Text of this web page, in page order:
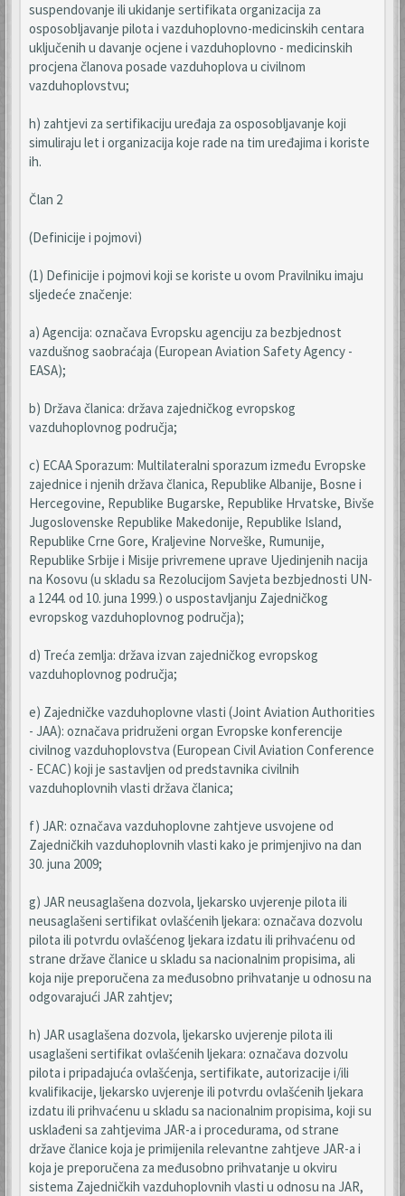
suspendovanje ili ukidanje sertifikata organizacija za
osposobljavanje pilota i vazduhoplovno-medicinskih centara
uključenih u davanje ocjene i vazduhoplovno - medicinskih
procjena članova posade vazduhoplova u civilnom
vazduhoplovstvu;
h) zahtjevi za sertifikaciju uređaja za osposobljavanje koji
simuliraju let i organizacija koje rade na tim uređajima i koriste
ih.
Član 2
(Definicije i pojmovi)
(1) Definicije i pojmovi koji se koriste u ovom Pravilniku imaju
sljedeće značenje:
a) Agencija: označava Evropsku agenciju za bezbjednost
vazdušnog saobraćaja (European Aviation Safety Agency -
EASA);
b) Država članica: država zajedničkog evropskog
vazduhoplovnog područja;
c) ECAA Sporazum: Multilateralni sporazum između Evropske
zajednice i njenih država članica, Republike Albanije, Bosne i
Hercegovine, Republike Bugarske, Republike Hrvatske, Bivše
Jugoslovenske Republike Makedonije, Republike Island,
Republike Crne Gore, Kraljevine Norveške, Rumunije,
Republike Srbije i Misije privremene uprave Ujedinjenih nacija
na Kosovu (u skladu sa Rezolucijom Savjeta bezbjednosti UN-
a 1244. od 10. juna 1999.) o uspostavljanju Zajedničkog
evropskog vazduhoplovnog područja);
d) Treća zemlja: država izvan zajedničkog evropskog
vazduhoplovnog područja;
e) Zajedničke vazduhoplovne vlasti (Joint Aviation Authorities
- JAA): označava pridruženi organ Evropske konferencije
civilnog vazduhoplovstva (European Civil Aviation Conference
- ECAC) koji je sastavljen od predstavnika civilnih
vazduhoplovnih vlasti država članica;
f) JAR: označava vazduhoplovne zahtjeve usvojene od
Zajedničkih vazduhoplovnih vlasti kako je primjenjivo na dan
30. juna 2009;
g) JAR neusaglašena dozvola, ljekarsko uvjerenje pilota ili
neusaglašeni sertifikat ovlašćenih ljekara: označava dozvolu
pilota ili potvrdu ovlašćenog ljekara izdatu ili prihvaćenu od
strane države članice u skladu sa nacionalnim propisima, ali
koja nije preporučena za međusobno prihvatanje u odnosu na
odgovarajući JAR zahtjev;
h) JAR usaglašena dozvola, ljekarsko uvjerenje pilota ili
usaglašeni sertifikat ovlašćenih ljekara: označava dozvolu
pilota i pripadajuća ovlašćenja, sertifikate, autorizacije i/ili
kvalifikacije, ljekarsko uvjerenje ili potvrdu ovlašćenih ljekara
izdatu ili prihvaćenu u skladu sa nacionalnim propisima, koji su
usklađeni sa zahtjevima JAR-a i procedurama, od strane
države članice koja je primijenila relevantne zahtjeve JAR-a i
koja je preporučena za međusobno prihvatanje u okviru
sistema Zajedničkih vazduhoplovnih vlasti u odnosu na JAR,